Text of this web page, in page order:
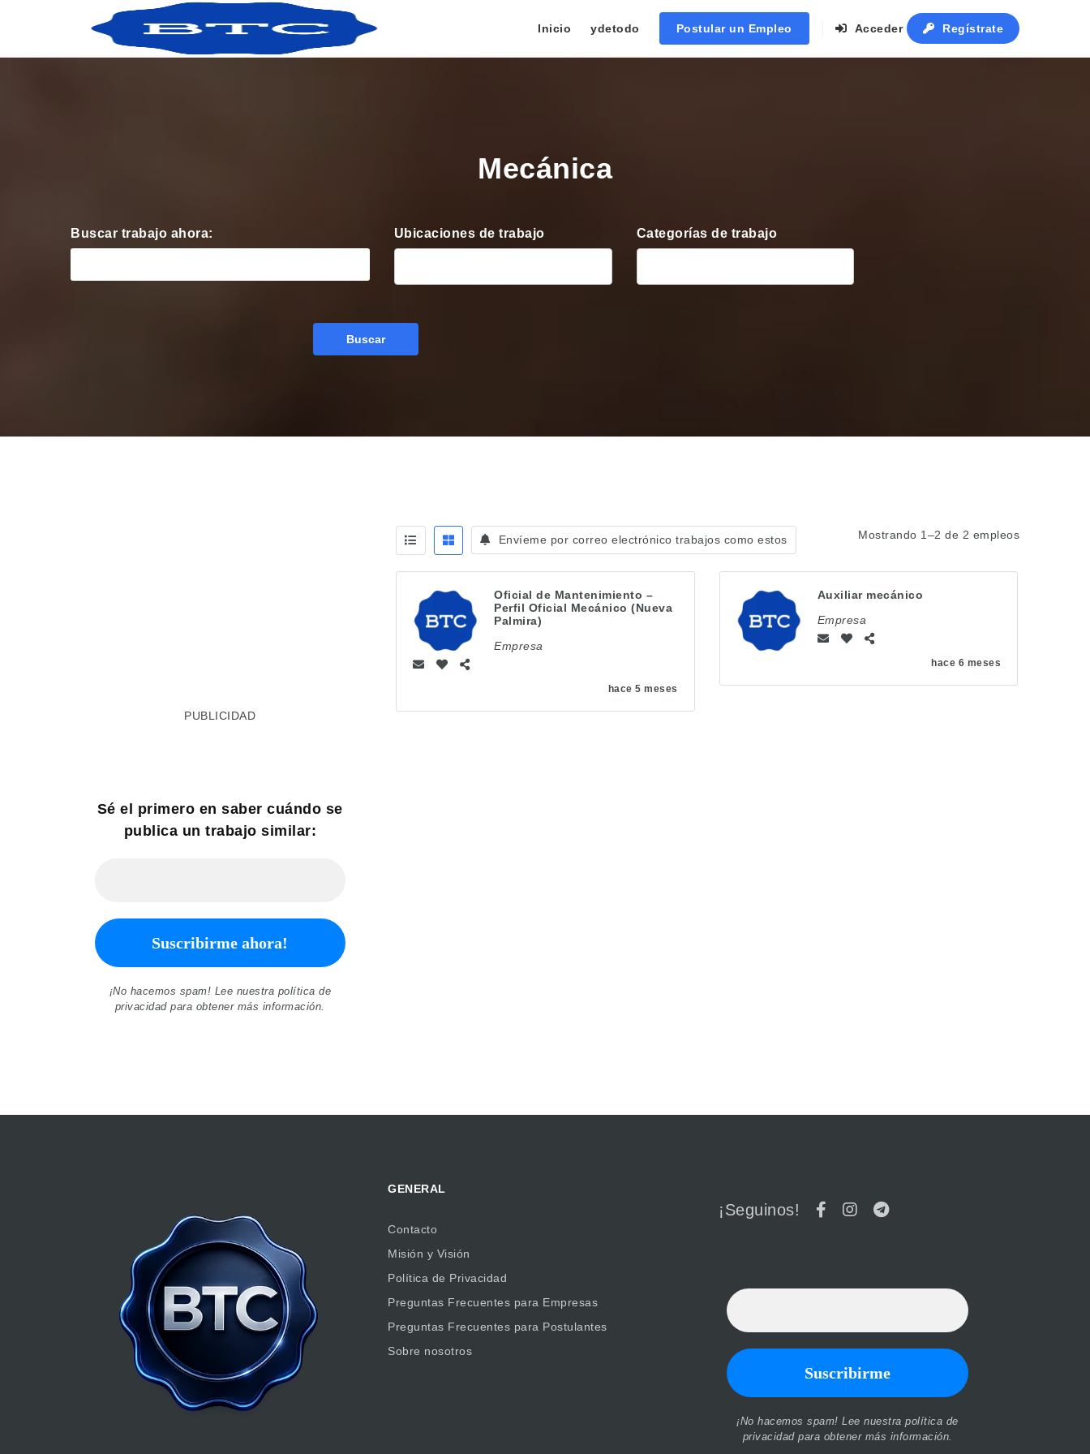
Inicio ydetodo Postular un Empleo Acceder Regístrate
Mecánica
Buscar trabajo ahora: Ubicaciones de trabajo Categorías de trabajo
Buscar
Envíeme por correo electrónico trabajos como estos Mostrando 1–2 de 2 empleos
Oficial de Mantenimiento –
Perfil Oficial Mecánico (Nueva
Palmira)
hace 5 meses
Empresa
Auxiliar mecánico
hace 6 meses
Empresa
PUBLICIDAD
Sé el primero en saber cuándo se
publica un trabajo similar:
¡No hacemos spam! Lee nuestra política de
privacidadpara obtener más información.
GENERAL
Contacto
Misión y Visión
Política de Privacidad
Preguntas Frecuentes para Empresas
Preguntas Frecuentes para Postulantes
Sobre nosotros
¡Seguinos!
¡No hacemos spam! Lee nuestrapolítica de
privacidadpara obtener más información.